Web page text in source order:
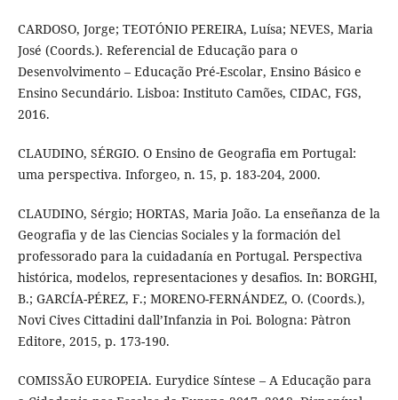
CARDOSO, Jorge; TEOTÓNIO PEREIRA, Luísa; NEVES, Maria
José (Coords.). Referencial de Educação para o
Desenvolvimento – Educação Pré-Escolar, Ensino Básico e
Ensino Secundário. Lisboa: Instituto Camões, CIDAC, FGS,
2016.
CLAUDINO, SÉRGIO. O Ensino de Geografia em Portugal:
uma perspectiva. Inforgeo, n. 15, p. 183-204, 2000.
CLAUDINO, Sérgio; HORTAS, Maria João. La enseñanza de la
Geografia y de las Ciencias Sociales y la formación del
professorado para la cuidadanía en Portugal. Perspectiva
histórica, modelos, representaciones y desafios. In: BORGHI,
B.; GARCÍA-PÉREZ, F.; MORENO-FERNÁNDEZ, O. (Coords.),
Novi Cives Cittadini dall’Infanzia in Poi. Bologna: Pàtron
Editore, 2015, p. 173-190.
COMISSÃO EUROPEIA. Eurydice Síntese – A Educação para